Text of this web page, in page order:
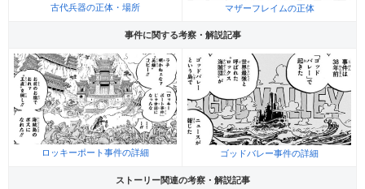
古代兵器の正体・場所 マザーフレイムの正体
事件に関する考察・解説記事
ロッキーポート事件の詳細 ゴッドバレー事件の詳細
ストーリー関連の考察・解説記事